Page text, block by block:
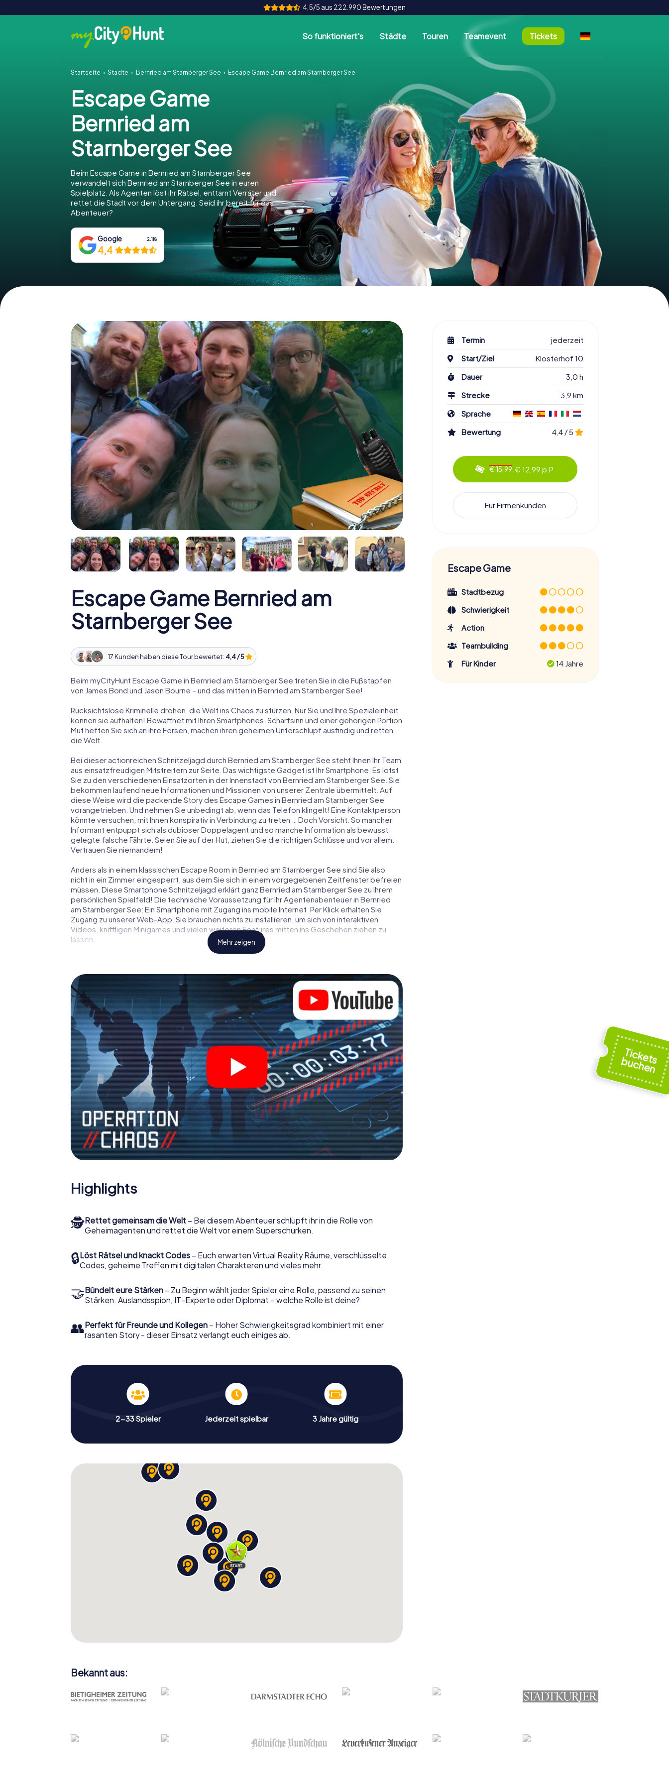
4,5/5 aus 222.990 Bewertungen
So funktioniert's Städte Touren Teamevent Tickets
Startseite Städte Bernried am Starnberger See Escape Game Bernried am Starnberger See
Escape Game
Bernried am
Starnberger See
Beim Escape Game in Bernried am Starnberger See
verwandelt sich Bernried am Starnberger See in euren
Spielplatz. Als Agenten löst ihr Rätsel, enttarnt Verräter und
rettet die Stadt vor dem Untergang. Seid ihr bereit für das
Abenteuer?
Google 2.118
4,4
Escape Game Bernried am
Starnberger See
17 Kunden haben diese Tour bewertet: 4,4 / 5
Beim myCityHunt Escape Game in Bernried am Starnberger See treten Sie in die Fußstapfen
von James Bond und Jason Bourne – und das mitten in Bernried am Starnberger See!
Rücksichtslose Kriminelle drohen, die Welt ins Chaos zu stürzen. Nur Sie und Ihre Spezialeinheit
können sie aufhalten! Bewaffnet mit Ihren Smartphones, Scharfsinn und einer gehörigen Portion
Mut heften Sie sich an ihre Fersen, machen ihren geheimen Unterschlupf ausfindig und retten
die Welt.
Bei dieser actionreichen Schnitzeljagd durch Bernried am Starnberger See steht Ihnen Ihr Team
aus einsatzfreudigen Mitstreitern zur Seite. Das wichtigste Gadget ist Ihr Smartphone: Es lotst
Sie zu den verschiedenen Einsatzorten in der Innenstadt von Bernried am Starnberger See. Sie
bekommen laufend neue Informationen und Missionen von unserer Zentrale übermittelt. Auf
diese Weise wird die packende Story des Escape Games in Bernried am Starnberger See
vorangetrieben. Und nehmen Sie unbedingt ab, wenn das Telefon klingelt! Eine Kontaktperson
könnte versuchen, mit Ihnen konspirativ in Verbindung zu treten … Doch Vorsicht: So mancher
Informant entpuppt sich als dubioser Doppelagent und so manche Information als bewusst
gelegte falsche Fährte. Seien Sie auf der Hut, ziehen Sie die richtigen Schlüsse und vor allem:
Vertrauen Sie niemandem!
Anders als in einem klassischen Escape Room in Bernried am Starnberger See sind Sie also
nicht in ein Zimmer eingesperrt, aus dem Sie sich in einem vorgegebenen Zeitfenster befreien
müssen. Diese Smartphone Schnitzeljagd erklärt ganz Bernried am Starnberger See zu Ihrem
persönlichen Spielfeld! Die technische Voraussetzung für Ihr Agentenabenteuer in Bernried
am Starnberger See: Ein Smartphone mit Zugang ins mobile Internet. Per Klick erhalten Sie
Zugang zu unserer Web-App. Sie brauchen nichts zu installieren, um sich von interaktiven
Videos, kniffligen Minigames und vielen weiteren Features mitten ins Geschehen ziehen zu
lassen.
See müssen Sie und Ihr Team mit allen Wassern gewaschen sein, um die Bösewichte
aufzuhalten. Im Gegensatz zu James Bond und Co. werden Sie jedoch nicht zu stillen Helden:
Sie verewigen sich mit Ihrem Team im Highscore von Bernried am Starnberger See und erhalten
Zugang zu Ihrer ganz persönlichen Bildergalerie. Das myCityHunt Escape Game macht Bernried
am Starnberger See zu Ihrem ganz persönlichen Erlebnisspielplatz. Holen Sie sich Ihre Tickets in
die Welt der Spionage und Geheimagenten und verwandeln Sie Bernried am Starnberger See
in einen Outdoor Escape Room!
Mehr zeigen
Highlights
🕵Rettet gemeinsam die Welt – Bei diesem Abenteuer schlüpft ihr in die Rolle von
Geheimagenten und rettet die Welt vor einem Superschurken.
🔒Löst Rätsel und knackt Codes – Euch erwarten Virtual Reality Räume, verschlüsselte
Codes, geheime Treffen mit digitalen Charakteren und vieles mehr.
🤝Bündelt eure Stärken – Zu Beginn wählt jeder Spieler eine Rolle, passend zu seinen
Stärken. Auslandsspion, IT-Experte oder Diplomat – welche Rolle ist deine?
👥Perfekt für Freunde und Kollegen – Hoher Schwierigkeitsgrad kombiniert mit einer
rasanten Story - dieser Einsatz verlangt euch einiges ab.
2-33 Spieler Jederzeit spielbar 3 Jahre gültig
Termin
jederzeit
Start/Ziel
Klosterhof 10
Dauer
3,0 h
Strecke
3,9 km
Sprache
Bewertung
4,4 / 5
€ 15,99 € 12,99 p.P.
Für Firmenkunden
Escape Game
Stadtbezug
Schwierigkeit
Action
Teambuilding
Für Kinder
14 Jahre
Bekannt aus: